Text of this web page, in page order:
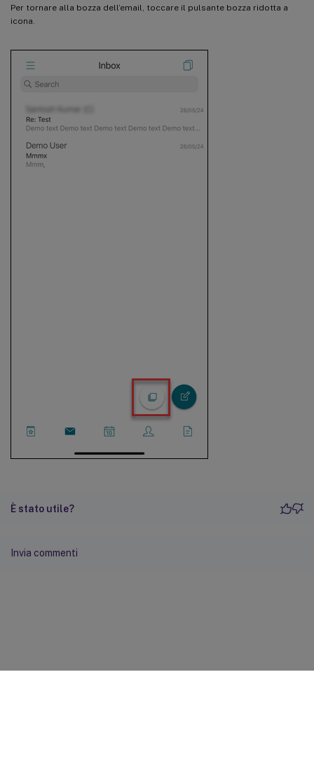
Per tornare alla bozza dell’email, toccare il pulsante bozza ridotta a
icona.
È stato utile?
Invia commenti